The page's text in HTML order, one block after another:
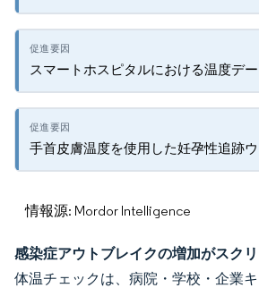
スマートホスピタルにおける温度デ
手首皮膚温度を使用した妊孕性追跡
情報源: Mordor Intelligence
感染症アウトブレイクの増加がスク
体温チェックは、病院・学校・企業キ